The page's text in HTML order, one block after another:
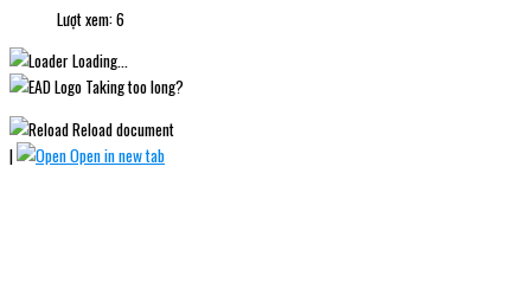
Lượt xem: 6
Loading...
Taking too long?
Reload document
|
Open in new tab